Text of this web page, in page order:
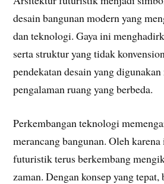
desain bangunan modern yang
dan teknologi. Gaya ini
serta struktur yang tidak
pendekatan desain yang
pengalaman ruang yang berbeda.
Perkembangan teknologi
merancang bangunan. Oleh
futuristik terus berkembang
zaman. Dengan konsep yang tepat,